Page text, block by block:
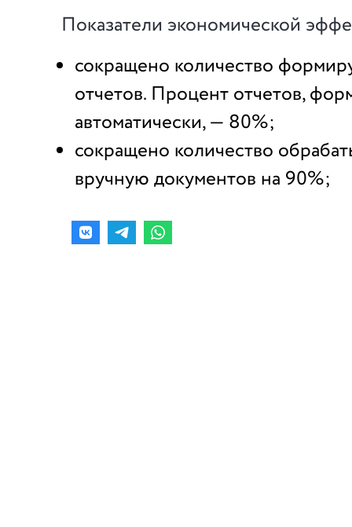
Показатели экономической
сокращено количество
отчетов. Процент отчетов,
автоматически, — 80%;
сокращено количество
вручную документов на 90%;